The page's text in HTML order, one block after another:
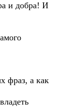
и добра! И
фраз, а как